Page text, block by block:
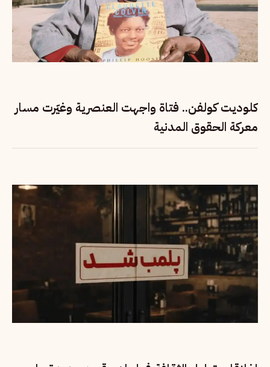
كلوديت كولفن.. فتاة واجهت العنصرية وغيّرت مسار
معركة الحقوق المدنية